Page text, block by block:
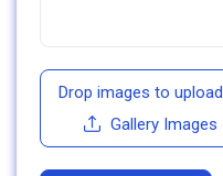
Drop images to upload
Gallery Images